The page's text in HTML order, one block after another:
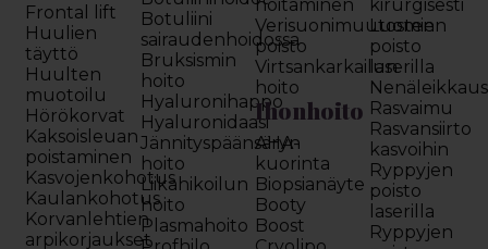
Frontal lift
Huulien
täyttö
Huulten
muotoilu
Hörökorvat
Kaksoisleuan
poistaminen
Kasvojenkohotus
Kaulankohotus
Korvanlehtien
arpikorjaukset
Botuliini
sairaudenhoidossa
Bruksismin
hoito
Hyaluronihappo
Hyaluronidaasi
Jännityspäänsäryn
hoito
Liikahikoilun
hoito
Plasmahoito
hoitaminen
Verisuonimuutosten
poisto
Virtsankarkailun
hoito
Ihonhoito
AHA-
kuorinta
Biopsianäyte
Booty
Boost
kirurgisesti
Luomien
poisto
laserilla
Nenäleikkaus
Rasvaimu
Rasvansiirto
kasvoihin
Ryppyjen
poisto
laserilla
Ryppyjen